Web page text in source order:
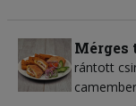
Mérges
rántott